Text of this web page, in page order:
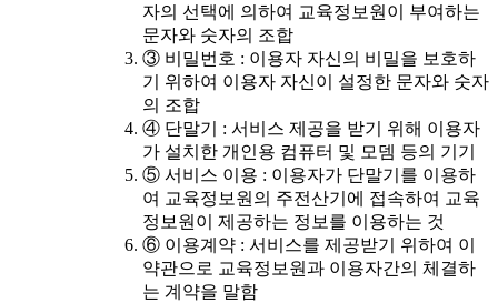
자의 선택에 의하여 교육정보원이 부여하는
문자와 숫자의 조합
③ 비밀번호 : 이용자 자신의 비밀을 보호하
기 위하여 이용자 자신이 설정한 문자와 숫자
의 조합
④ 단말기 : 서비스 제공을 받기 위해 이용자
가 설치한 개인용 컴퓨터 및 모뎀 등의 기기
⑤ 서비스 이용 : 이용자가 단말기를 이용하
여 교육정보원의 주전산기에 접속하여 교육
정보원이 제공하는 정보를 이용하는 것
⑥ 이용계약 : 서비스를 제공받기 위하여 이
약관으로 교육정보원과 이용자간의 체결하
는 계약을 말함